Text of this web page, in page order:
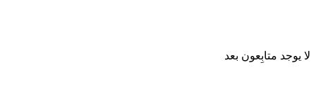
لا يوجد متابِعون بعد